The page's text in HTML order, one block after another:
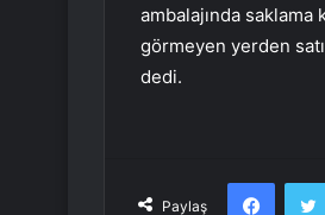
ambalajında
görmeyen yerden
dedi.
Paylaş